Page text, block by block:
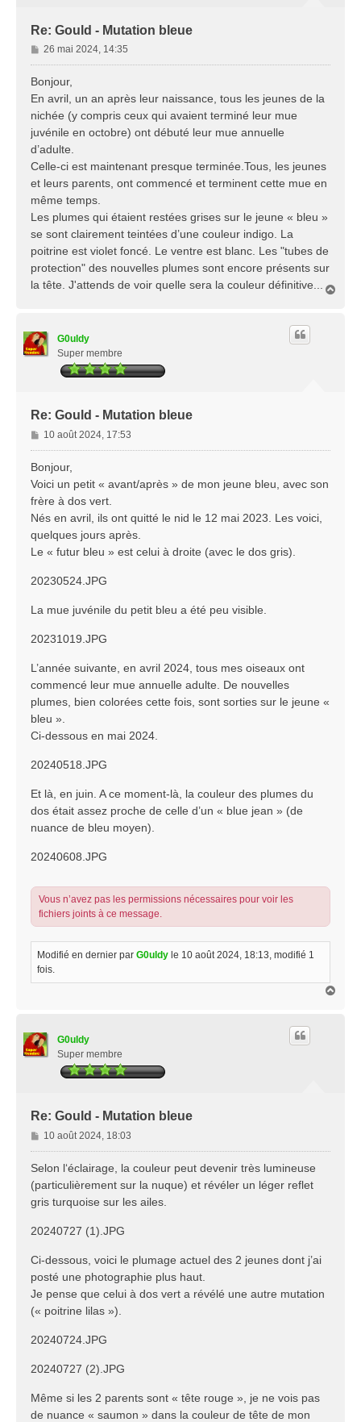
Re: Gould - Mutation bleue
M
e
s
g
e
26 mai 2024, 14:35
Bonjour,
En avril, un an après leur naissance, tous les jeunes de la
nichée (y compris ceux qui avaient terminé leur mue
juvénile en octobre) ont débuté leur mue annuelle
d’adulte.
Celle-ci est maintenant presque terminée.Tous, les jeunes
et leurs parents, ont commencé et terminent cette mue en
même temps.
Les plumes qui étaient restées grises sur le jeune « bleu »
se sont clairement teintées d’une couleur indigo. La
poitrine est violet foncé. Le ventre est blanc. Les "tubes de
protection" des nouvelles plumes sont encore présents sur
la tête. J'attends de voir quelle sera la couleur définitive...
G0uldy
Super membre
Re: Gould - Mutation bleue
M
e
s
s
g
e
10 août 2024, 17:53
Bonjour,
Voici un petit « avant/après » de mon jeune bleu, avec son
frère à dos vert.
Nés en avril, ils ont quitté le nid le 12 mai 2023. Les voici,
quelques jours après.
Le « futur bleu » est celui à droite (avec le dos gris).
20230524.JPG
La mue juvénile du petit bleu a été peu visible.
20231019.JPG
L’année suivante, en avril 2024, tous mes oiseaux ont
commencé leur mue annuelle adulte. De nouvelles
plumes, bien colorées cette fois, sont sorties sur le jeune «
bleu ».
Ci-dessous en mai 2024.
20240518.JPG
Et là, en juin. A ce moment-là, la couleur des plumes du
dos était assez proche de celle d’un « blue jean » (de
nuance de bleu moyen).
20240608.JPG
Vous n’avez pas les permissions nécessaires pour voir les
fichiers joints à ce message.
Modifié en dernier par G0uldy le 10 août 2024, 18:13, modifié 1
fois.
G0uldy
Super membre
Re: Gould - Mutation bleue
M
e
s
g
10 août 2024, 18:03
Selon l‘éclairage, la couleur peut devenir très lumineuse
(particulièrement sur la nuque) et révéler un léger reflet
gris turquoise sur les ailes.
20240727 (1).JPG
Ci-dessous, voici le plumage actuel des 2 jeunes dont j’ai
posté une photographie plus haut.
Je pense que celui à dos vert a révélé une autre mutation
(« poitrine lilas »).
20240724.JPG
20240727 (2).JPG
Même si les 2 parents sont « tête rouge », je ne vois pas
de nuance « saumon » dans la couleur de tête de mon